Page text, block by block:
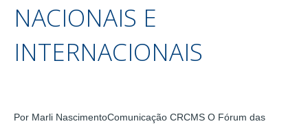
NACIONAIS E
INTERNACIONAIS
Por Marli NascimentoComunicação CRCMS O Fórum das